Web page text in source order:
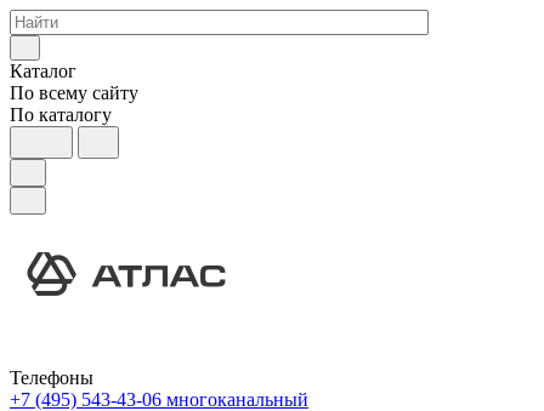
Каталог
По всему сайту
По каталогу
Телефоны
+7 (495) 543-43-06 многоканальный